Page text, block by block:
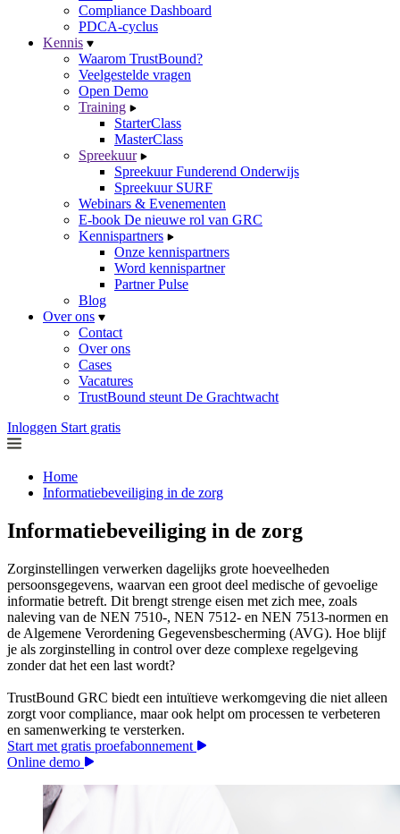
Compliance Dashboard
PDCA-cyclus
Kennis
Waarom TrustBound?
Veelgestelde vragen
Open Demo
Training
StarterClass
MasterClass
Spreekuur
Spreekuur Funderend Onderwijs
Spreekuur SURF
Webinars & Evenementen
E-book De nieuwe rol van GRC
Kennispartners
Onze kennispartners
Word kennispartner
Partner Pulse
Blog
Over ons
Contact
Over ons
Cases
Vacatures
TrustBound steunt De Grachtwacht
Inloggen Start gratis
Home
Informatiebeveiliging in de zorg
Informatiebeveiliging in de zorg
Zorginstellingen verwerken dagelijks grote hoeveelheden
persoonsgegevens, waarvan een groot deel medische of gevoelige
informatie betreft. Dit brengt strenge eisen met zich mee, zoals
naleving van de NEN 7510-, NEN 7512- en NEN 7513-normen en
de Algemene Verordening Gegevensbescherming (AVG). Hoe blijf
je als zorginstelling in control over deze complexe regelgeving
zonder dat het een last wordt?
TrustBound GRC biedt een intuïtieve werkomgeving die niet alleen
zorgt voor compliance, maar ook helpt om processen te verbeteren
en samenwerking te versterken.
Start met gratis proefabonnement
Online demo